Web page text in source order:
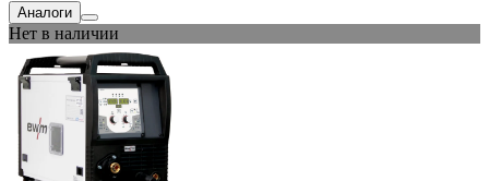
Аналоги
Нет в наличии